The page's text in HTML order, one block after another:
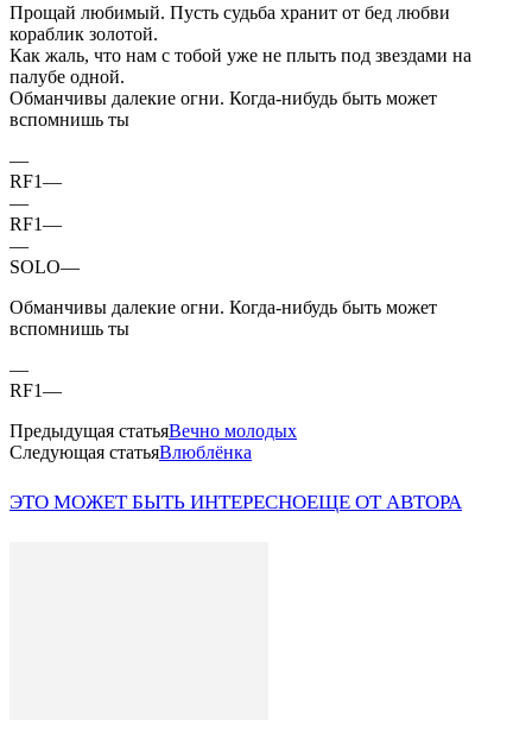
Прощай любимый. Пусть судьба хранит от бед любви
кораблик золотой.
Как жаль, что нам с тобой уже не плыть под звездами на
палубе одной.
Обманчивы далекие огни. Когда-нибудь быть может
вспомнишь ты
—
RF1—
—
RF1—
—
SOLO—
Обманчивы далекие огни. Когда-нибудь быть может
вспомнишь ты
—
RF1—
Предыдущая статьяВечно молодых
Следующая статьяВлюблёнка
ЭТО МОЖЕТ БЫТЬ ИНТЕРЕСНОЕЩЕ ОТ АВТОРА